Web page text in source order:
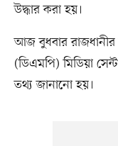
উদ্ধার করা হয়।
আজ বুধবার রাজধানীর
(ডিএমপি) মিডিয়া
তথ্য জানানো হয়।